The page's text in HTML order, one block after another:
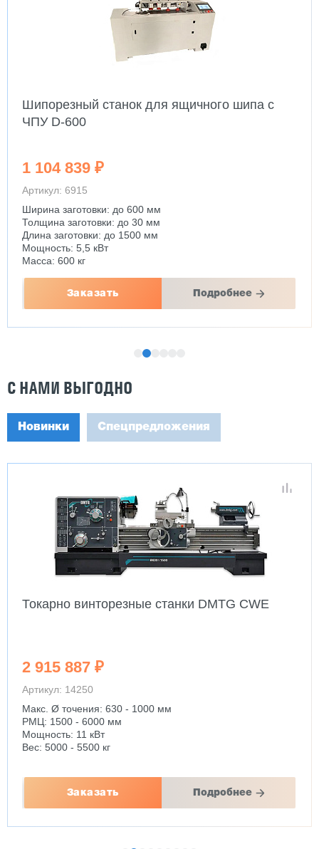
Шипорезный станок для ящичного шипа с
ЧПУ D-600
1 104 839 ₽
Артикул: 6915
Ширина заготовки: до 600 мм
Толщина заготовки: до 30 мм
Длина заготовки: до 1500 мм
Мощность: 5,5 кВт
Масса: 600 кг
Заказать Подробнее
С НАМИ ВЫГОДНО
Новинки Спецпредложения
Токарно винторезные станки DMTG CWE
2 915 887 ₽
Артикул: 14250
Макс. Ø точения: 630 - 1000 мм
РМЦ: 1500 - 6000 мм
Мощность: 11 кВт
Вес: 5000 - 5500 кг
Заказать Подробнее